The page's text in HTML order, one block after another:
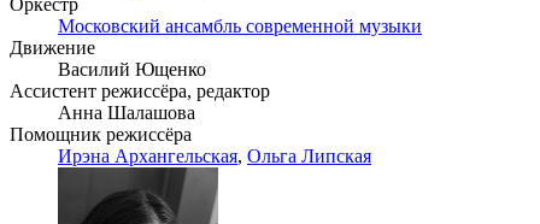
Оркестр
Московский ансамбль современной музыки
Движение
Василий Ющенко
Ассистент режиссёра, редактор
Анна Шалашова
Помощник режиссёра
Ирэна Архангельская, Ольга Липская